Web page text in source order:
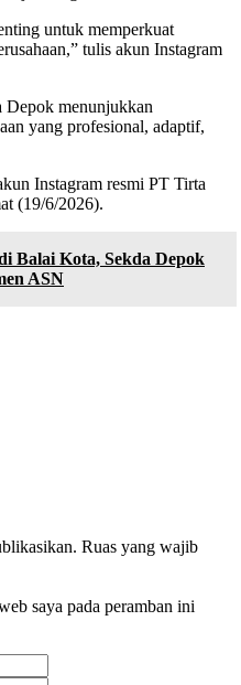
untuk memperkuat
tulis akun Instagram
Depok menunjukkan
yang profesional, adaptif,
Instagram resmi PT Tirta
(19/6/2026).
Balai Kota, Sekda Depok
ASN
Ruas yang wajib
saya pada peramban ini